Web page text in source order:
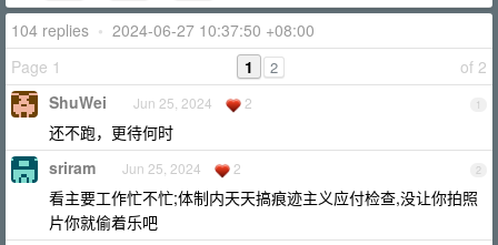
104 replies • 2024-06-27 10:37:50 +08:00
Page 1
of 2
1 2
1
ShuWei Jun 25, 2024 2
还不跑，更待何时
2
sriram Jun 25, 2024 2
看主要工作忙不忙;体制内天天搞痕迹主义应付检查,没让你拍照
片你就偷着乐吧